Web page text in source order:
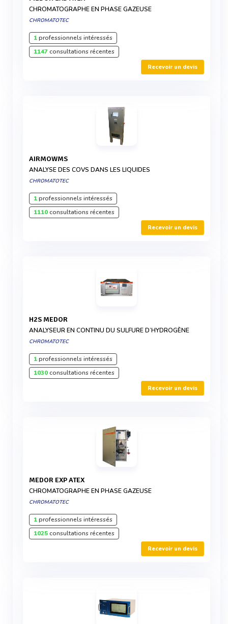
CHROMATOGRAPHE EN PHASE GAZEUSE
CHROMATOTEC
1professionnels intéressés
1147consultations récentes
Recevoir un devis
AIRMOWMS
ANALYSE DES COVS DANS LES LIQUIDES
CHROMATOTEC
1professionnels intéressés
1110consultations récentes
Recevoir un devis
H2S MEDOR
ANALYSEUR EN CONTINU DU SULFURE D’HYDROGÈNE
CHROMATOTEC
1professionnels intéressés
1030consultations récentes
Recevoir un devis
MEDOR EXP ATEX
CHROMATOGRAPHE EN PHASE GAZEUSE
CHROMATOTEC
1professionnels intéressés
1025consultations récentes
Recevoir un devis